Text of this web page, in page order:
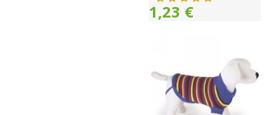
1,23 €